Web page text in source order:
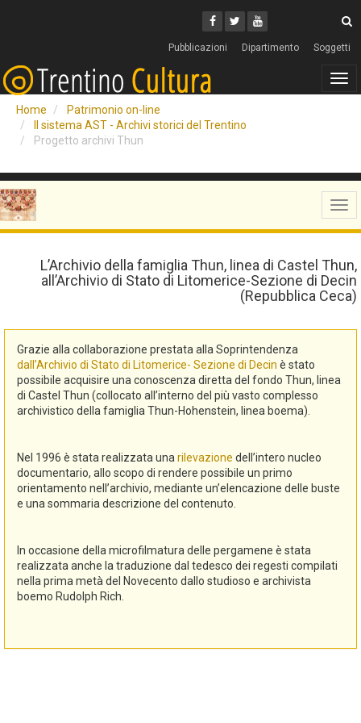
Facebook
Twitter
Youtube
Pubblicazioni Dipartimento Soggetti
Home
Patrimonio on-line
Il sistema AST - Archivi storici del Trentino
Progetto archivi Thun
L’Archivio della famiglia Thun, linea di Castel Thun,
all’Archivio di Stato di Litomerice-Sezione di Decin
(Repubblica Ceca)
Grazie alla collaborazione prestata alla Soprintendenza
dall’Archivio di Stato di Litomerice- Sezione di Decin è stato
possibile acquisire una conoscenza diretta del fondo Thun, linea
di Castel Thun (collocato all’interno del più vasto complesso
archivistico della famiglia Thun-Hohenstein, linea boema).
Nel 1996 è stata realizzata una rilevazione dell’intero nucleo
documentario, allo scopo di rendere possibile un primo
orientamento nell’archivio, mediante un’elencazione delle buste
e una sommaria descrizione del contenuto.
In occasione della microfilmatura delle pergamene è stata
realizzata anche la traduzione dal tedesco dei regesti compilati
nella prima metà del Novecento dallo studioso e archivista
boemo Rudolph Rich.